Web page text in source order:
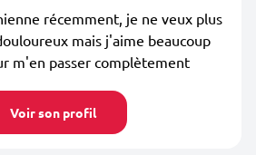
récemment, je ne veux plus
mais j'aime beaucoup
m'en passer complètement
Voir son profil